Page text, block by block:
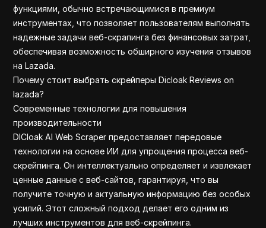
функциями, обычно встречающимися в премиум
инструментах, что позволяет пользователям выполнять
надежные задачи веб-скрапинга без финансовых затрат,
обеспечивая возможность обширного изучения отзывов
на Lazada.
Почему стоит выбрать скрейперы Dicloak Reviews on
lazada?
Современные технологии для повышения
производительности
DICloak AI Web Scraper предоставляет передовые
технологии на основе ИИ для упрощения процесса веб-
скрейпинга. Он интеллектуально определяет и извлекает
ценные данные с веб-сайтов, гарантируя, что вы
получите точную и актуальную информацию без особых
усилий. Этот сложный подход делает его одним из
лучших инструментов для веб-скрейпинга.